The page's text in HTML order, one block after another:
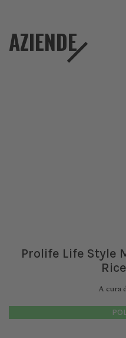
AZIENDE
Prolife Life Style
A cura